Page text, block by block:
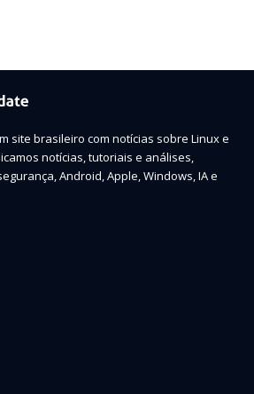
site brasileiro com notícias sobre Linux e
notícias, tutoriais e análises,
Android, Apple, Windows, IA e